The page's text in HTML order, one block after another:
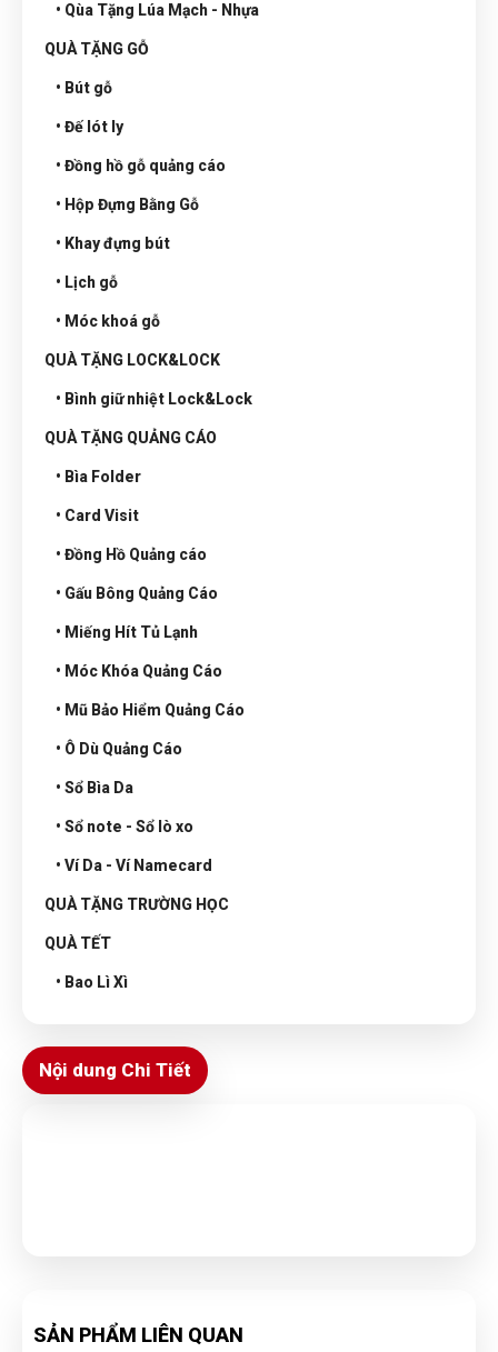
• Qùa Tặng Lúa Mạch - Nhựa
QUÀ TẶNG GỖ
• Bút gỗ
• Đế lót ly
• Đồng hồ gỗ quảng cáo
• Hộp Đựng Bằng Gỗ
• Khay đựng bút
• Lịch gỗ
• Móc khoá gỗ
QUÀ TẶNG LOCK&LOCK
• Bình giữ nhiệt Lock&Lock
QUÀ TẶNG QUẢNG CÁO
• Bìa Folder
• Card Visit
• Đồng Hồ Quảng cáo
• Gấu Bông Quảng Cáo
• Miếng Hít Tủ Lạnh
• Móc Khóa Quảng Cáo
• Mũ Bảo Hiểm Quảng Cáo
• Ô Dù Quảng Cáo
• Sổ Bìa Da
• Sổ note - Sổ lò xo
• Ví Da - Ví Namecard
QUÀ TẶNG TRƯỜNG HỌC
QUÀ TẾT
• Bao Lì Xì
Nội dung Chi Tiết
SẢN PHẨM LIÊN QUAN